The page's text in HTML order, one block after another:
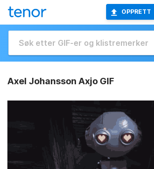
OPPRETT
Axel Johansson Axjo GIF